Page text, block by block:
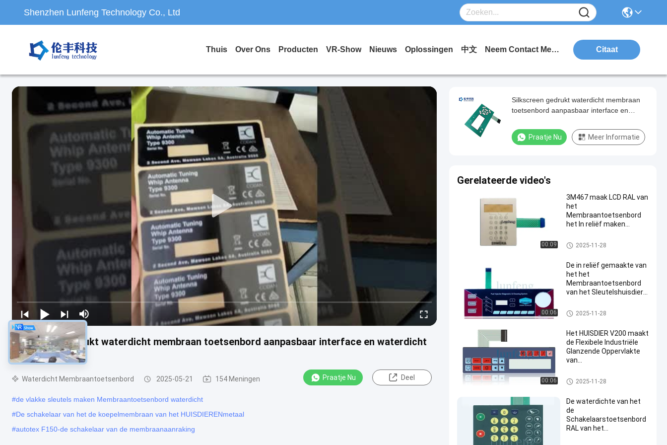
Shenzhen Lunfeng Technology Co., Ltd
Thuis Over Ons Producten VR-Show Nieuws Oplossingen 中文 Neem Contact Met Ons Op. Citaat
Silkscreen gedrukt waterdicht membraan toetsenbord aanpasbaar interface en waterdicht
ontwerp
Waterdicht Membraantoetsenbord 2025-05-21 154 Meningen Praatje Nu Deel
#de vlakke sleutels maken Membraantoetsenbord waterdicht
#De schakelaar van het de koepelmembraan van het HUISDIERENmetaal
#autotex F150-de schakelaar van de membraanaanraking
Silkscreen gedrukt waterdicht membraan
toetsenbord aanpasbaar interface en
Praatje Nu Meer Informatie
Gerelateerde video's
00:09
3M467 maak LCD RAL van
het
Membraantoetsenbord
het In reliëf maken
waterdicht
Waterdicht Membraantoetsen
bord
2025-11-28
00:06
De in reliëf gemaakte van
het het
Membraantoetsenbord
van het Sleutelshuisdier
van het het
Metaalkoepels Geleide
Waterdicht Membraantoetsen
bord
2025-11-28
00:06
Het HUISDIER V200 maakt
de Flexibele Industriële
Glanzende Oppervlakte
van
waterdicht
Waterdicht Membraantoetsen
bord
2025-11-28
De waterdichte van het
de
Schakelaarstoetsenbord
RAL van het